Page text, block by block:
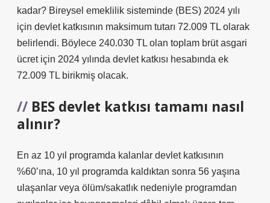
kadar? Bireysel emeklilik sisteminde (BES) 2024 yılı
için devlet katkısının maksimum tutarı 72.009 TL olarak
belirlendi. Böylece 240.030 TL olan toplam brüt asgari
ücret için 2024 yılında devlet katkısı hesabında ek
72.009 TL birikmiş olacak.
BES devlet katkısı tamamı nasıl
alınır?
En az 10 yıl programda kalanlar devlet katkısının
%60’ına, 10 yıl programda kaldıktan sonra 56 yaşına
ulaşanlar veya ölüm/sakatlık nedeniyle programdan